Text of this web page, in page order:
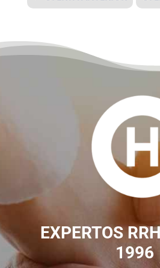
EXPERTOS
1996